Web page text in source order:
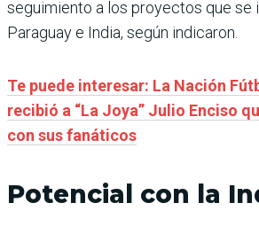
seguimiento a los proyectos que se
Paraguay e India, según indicaron.
Te puede interesar: La Nación
recibió a “La Joya” Julio Enciso
con sus fanáticos
Potencial con la